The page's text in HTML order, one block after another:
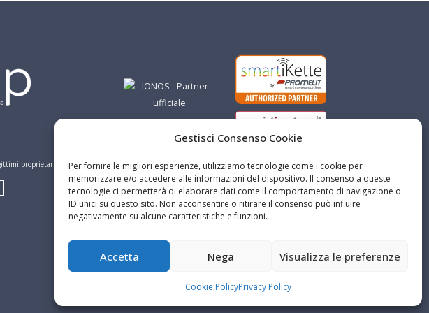
Gestisci Consenso Cookie
Per fornire le migliori esperienze, utilizziamo tecnologie come i cookie per
memorizzare e/o accedere alle informazioni del dispositivo. Il consenso a queste
tecnologie ci permetterà di elaborare dati come il comportamento di navigazione o
ID unici su questo sito. Non acconsentire o ritirare il consenso può influire
negativamente su alcune caratteristiche e funzioni.
Accetta Nega Visualizza le preferenze
Cookie PolicyPrivacy Policy
proprietari.